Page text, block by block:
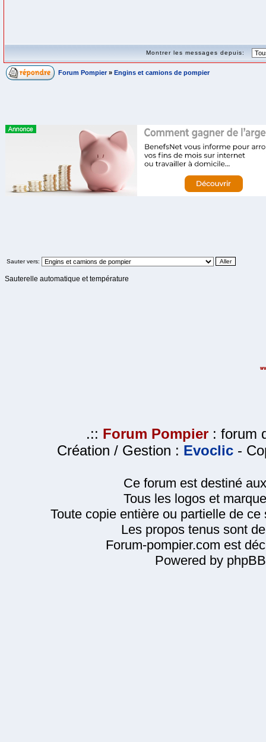
Montrer les messages depuis:
Forum Pompier » Engins et camions de pompier
Sauter vers:
Sauterelle automatique et température
.:: Forum Pompier : forum
Création / Gestion : Evoclic -
Ce forum est destiné
Tous les logos et
Toute copie entière ou partielle de
Les propos tenus sont
Forum-pompier.com est
Powered by